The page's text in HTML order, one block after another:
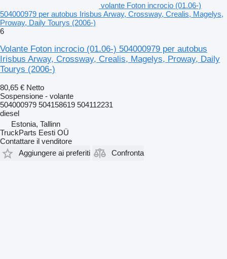
volante Foton incrocio (01.06-)
504000979 per autobus Irisbus Arway, Crossway, Crealis, Magelys,
Proway, Daily Tourys (2006-)
6
Volante Foton incrocio (01.06-) 504000979 per autobus
Irisbus Arway, Crossway, Crealis, Magelys, Proway, Daily
Tourys (2006-)
80,65 € Netto
Sospensione - volante
504000979 504158619 504112231
diesel
Estonia, Tallinn
TruckParts Eesti OÜ
Contattare il venditore
Aggiungere ai preferiti
Confronta